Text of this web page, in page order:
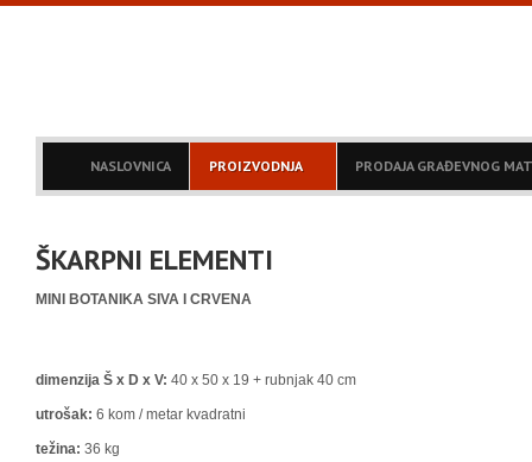
NASLOVNICA PROIZVODNJA PRODAJA GRAĐEVNOG
ŠKARPNI ELEMENTI
MINI BOTANIKA SIVA I CRVENA
dimenzija Š x D x V: 40 x 50 x 19 + rubnjak 40 cm
utrošak: 6 kom / metar kvadratni
težina: 36 kg